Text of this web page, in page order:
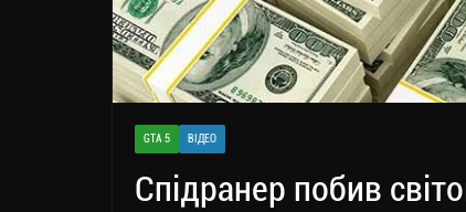
GTA 5 ВІДЕО
Спідранер побив